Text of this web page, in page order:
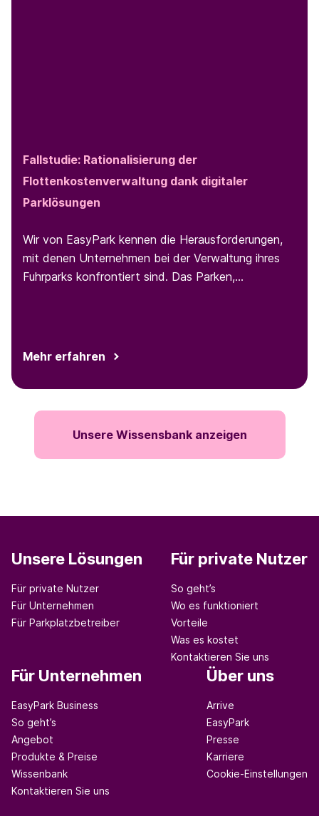
Fallstudie: Rationalisierung der
Flottenkostenverwaltung dank digitaler
Parklösungen
Wir von EasyPark kennen die Herausforderungen,
mit denen Unternehmen bei der Verwaltung ihres
Fuhrparks konfrontiert sind. Das Parken,
Mehr erfahren
Unsere Wissensbank anzeigen
Unsere Lösungen
Für private Nutzer
Für Unternehmen
Für Parkplatzbetreiber
Für private Nutzer
So geht’s
Wo es funktioniert
Vorteile
Was es kostet
Kontaktieren Sie uns
Für Unternehmen
EasyPark Business
So geht’s
Angebot
Produkte & Preise
Wissenbank
Kontaktieren Sie uns
Über uns
Arrive
EasyPark
Presse
Karriere
Cookie-Einstellungen